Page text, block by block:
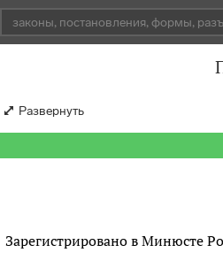
Развернуть
Зарегистрировано в Минюсте